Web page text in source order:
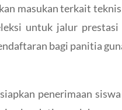
masukan terkait
untuk jalur
bagi panitia
penerimaan